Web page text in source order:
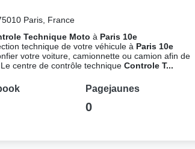
Paris, France
Technique Moto à Paris 10e
technique de votre véhicule à Paris 10e
votre voiture, camionnette ou camion afin de
centre de contrôle technique Controle T...
Pagejaunes
0